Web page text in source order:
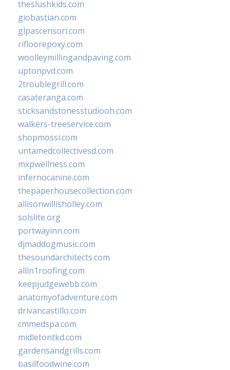
theslushkids.com
giobastian.com
glpascensori.com
rifloorepoxy.com
woolleymillingandpaving.com
uptonpvd.com
2troublegrill.com
casateranga.com
sticksandstonesstudiooh.com
walkers-treeservice.com
shopmossi.com
untamedcollectivesd.com
mxpwellness.com
infernocanine.com
thepaperhousecollection.com
allisonwillisholley.com
solslite.org
portwayinn.com
djmaddogmusic.com
thesoundarchitects.com
allin1roofing.com
keepjudgewebb.com
anatomyofadventure.com
drivancastillo.com
cmmedspa.com
midletontkd.com
gardensandgrills.com
basilfoodwine.com